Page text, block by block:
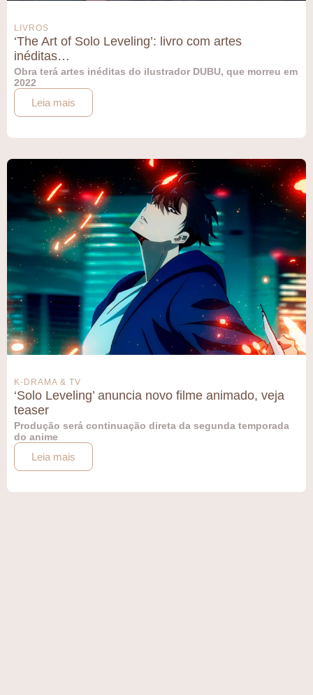
LIVROS
‘The Art of Solo Leveling’: livro com artes
inéditas…
Obra terá artes inéditas do ilustrador DUBU, que morreu em
2022
Leia mais
K-DRAMA & TV
‘Solo Leveling’ anuncia novo filme animado, veja
teaser
Produção será continuação direta da segunda temporada
do anime
Leia mais